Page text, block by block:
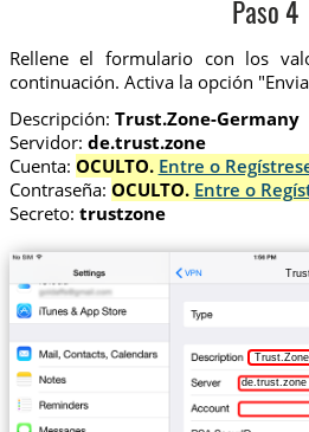
Paso 4
Rellene el formulario con los
continuación. Activa la opción
Descripción: Trust.Zone-Germany
Servidor: de.trust.zone
Cuenta: OCULTO. Entre o
Contraseña: OCULTO. Entre o
Secreto: trustzone
de.trust.zone